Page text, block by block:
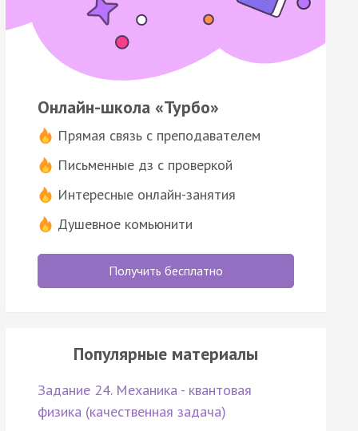
Онлайн-школа «Турбо»
Прямая связь с преподавателем
Письменные дз с проверкой
Интересные онлайн-занятия
Душевное комьюнити
Получить бесплатно
Популярные материалы
Задание 24. Механика - квантовая
физика (качественная задача)